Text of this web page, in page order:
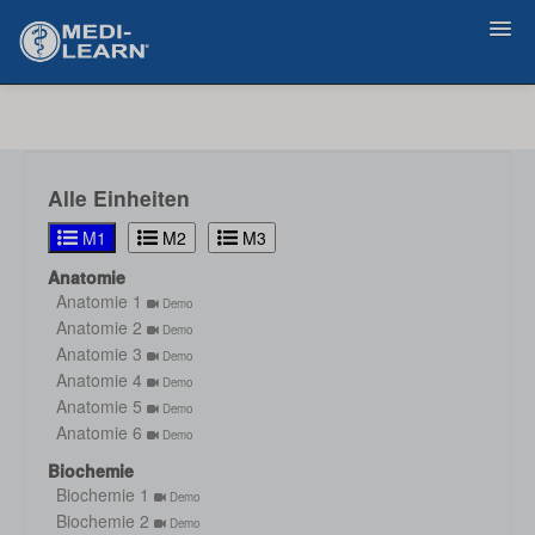
Alle Einheiten
M1 M2
M3
Anatomie
Anatomie 1
Demo
Anatomie 2 Demo
Anatomie 3 Demo
Anatomie 4 Demo
Anatomie 5 Demo
Anatomie 6 Demo
Biochemie
Biochemie 1
Demo
Biochemie 2 Demo